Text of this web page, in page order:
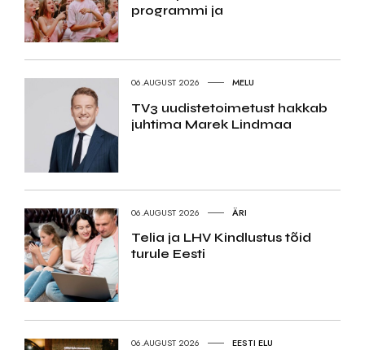
programmi ja
06.AUGUST 2026 MELU
TV3 uudistetoimetust hakkab
juhtima Marek Lindmaa
06.AUGUST 2026 ÄRI
Telia ja LHV Kindlustus tõid
turule Eesti
06.AUGUST 2026 EESTI ELU